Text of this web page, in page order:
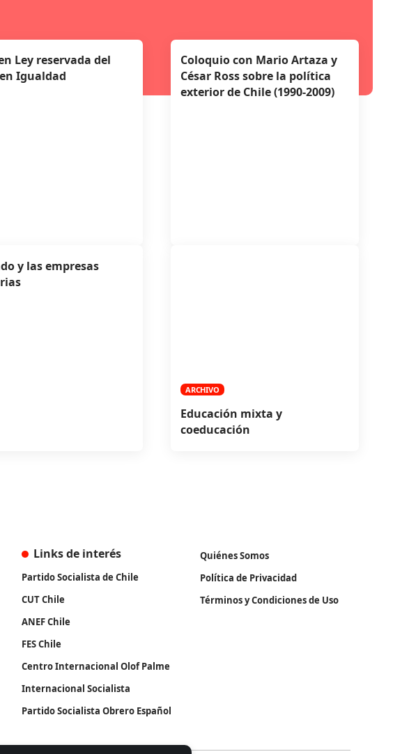
Ley reservada del
Igualdad
Coloquio con Mario Artaza y
César Ross sobre la política
exterior de Chile (1990-2009)
y las empresas
ARCHIVO
Educación mixta y
coeducación
Links de interés
Partido Socialista de Chile
CUT Chile
ANEF Chile
FES Chile
Centro Internacional Olof Palme
Internacional Socialista
Partido Socialista Obrero Español
Quiénes Somos
Política de Privacidad
Términos y Condiciones de Uso